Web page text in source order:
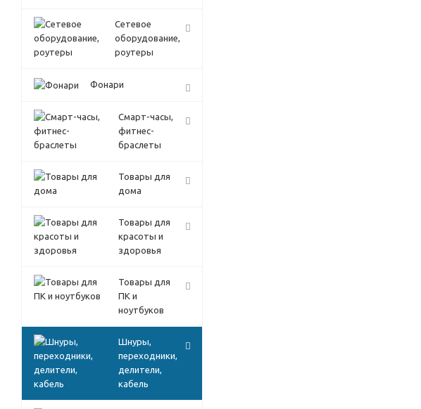
Сетевое
оборудование,
роутеры
Фонари
Смарт-часы,
фитнес-
браслеты
Товары для
дома
Товары для
красоты и
здоровья
Товары для
ПК и
ноутбуков
Шнуры,
переходники,
делители,
кабель